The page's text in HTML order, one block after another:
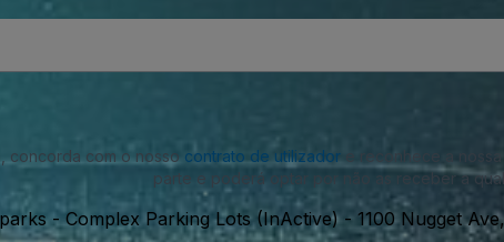
concorda com o nosso contrato de utilizador e reconhece a nossa
parte e poderá optar por não as receber a
- Complex Parking Lots (InActive)- 1100 Nugget